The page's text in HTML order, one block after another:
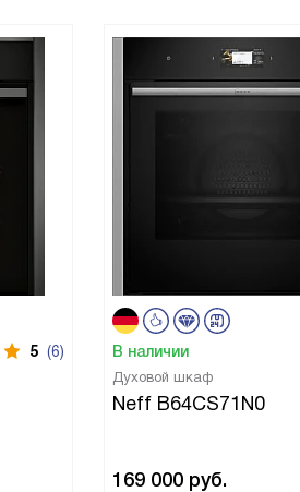
5 (6) В наличии
Духовой шкаф
Neff B64CS71N0
169 000 руб.